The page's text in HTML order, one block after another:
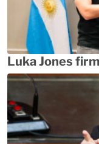
Luka Jones